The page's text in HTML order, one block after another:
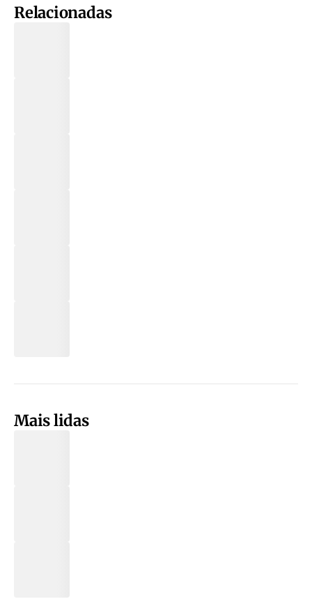
Relacionadas
Mais lidas